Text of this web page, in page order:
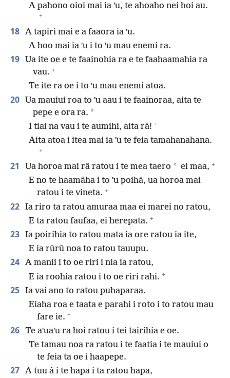
A pahono oioi mai ia ˈu, te ahoaho nei hoi au.
+
18 A tapiri mai e a faaora ia ˈu.
A hoo mai ia ˈu i to ˈu mau enemi ra.
19
Ua ite oe e te faainohia ra e te faahaamahia ra
vau. +
Te ite ra oe i to ˈu mau enemi atoa.
20 Ua mauiui roa to ˈu aau i te faainoraa, aita te
pepe e ora ra. *
I tiai na vau i te aumihi, aita râ! +
Aita atoa i itea mai ia ˈu te feia tamahanahana.
+
21 Ua horoa mai râ ratou i te mea taero * ei maa, +
E no te haamâha i to ˈu poihâ, ua horoa mai
ratou i te vineta. +
22 Ia riro ta ratou amuraa maa ei marei no ratou,
E ta ratou faufaa, ei herepata. +
23 Ia poirihia to ratou mata ia ore ratou ia ite,
E ia rûrû noa to ratou tauupu.
24 A manii i to oe riri i nia ia ratou,
E ia roohia ratou i to oe riri rahi. +
25 Ia vai ano to ratou puhaparaa.
Eiaha roa e taata e parahi i roto i to ratou mau
fare ie. +
26 Te aˈuaˈu ra hoi ratou i tei tairihia e oe.
Te tamau noa ra ratou i te faatia i te mauiui o
te feia ta oe i haapepe.
27 A tuu â i te hapa i ta ratou hapa,